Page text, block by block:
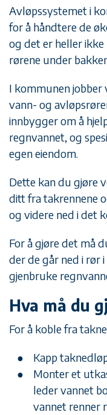
Avløpssystemet i
for å håndtere de
og det er heller
rørene under
I kommunen jobber
vann- og
innbygger om å
regnvannet, og
egen eiendom.
Dette kan du gjøre
ditt fra takrennene
og videre ned i det
For å gjøre det må
der de går ned i rør
gjenbruke
Hva må du
For å koble fra
Kapp
Monter et
leder vannet
vannet renner